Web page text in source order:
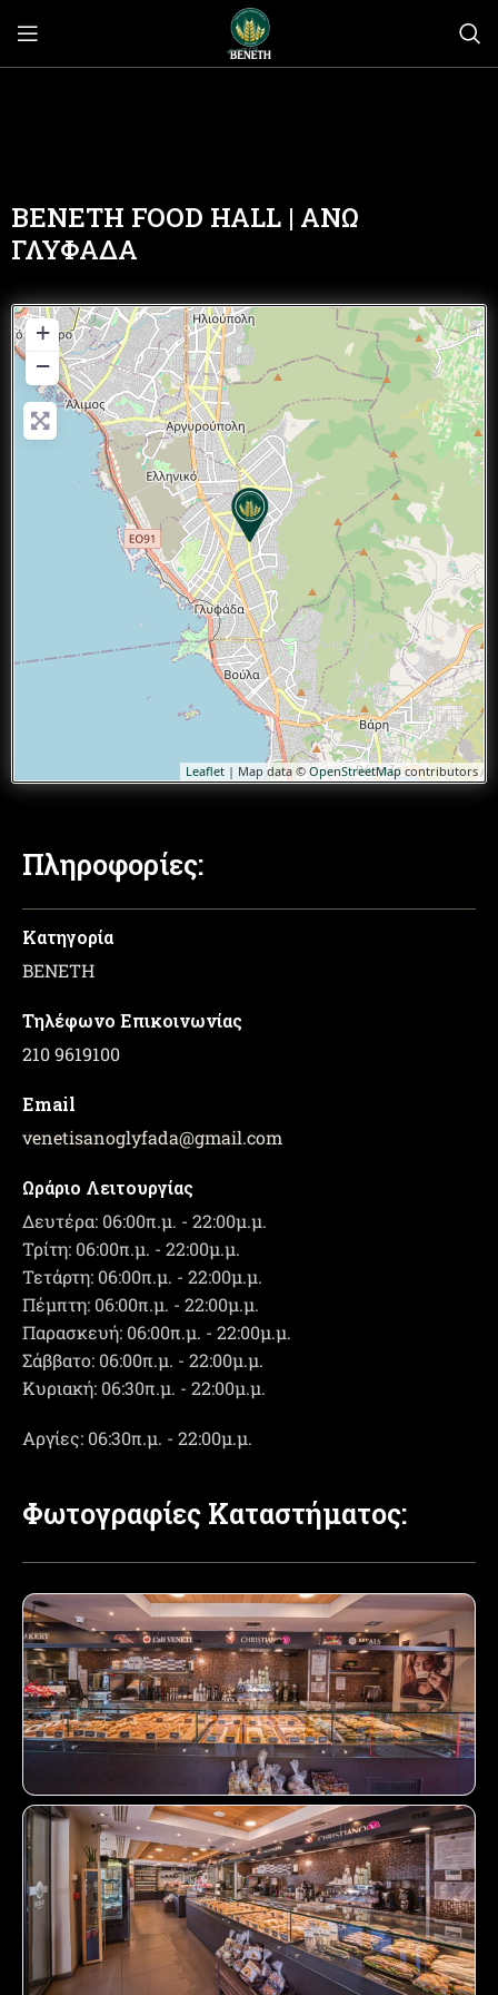
BENETH FOOD HALL | ΑΝΩ
ΓΛΥΦΑΔΑ
+
−
Leaflet | Map data © OpenStreetMapcontributors
Πληροφορίες:
Κατηγορία
ΒΕΝΕΤΗ
Τηλέφωνο Επικοινωνίας
210 9619100
Email
venetisanoglyfada@gmail.com
Ωράριο Λειτουργίας
Δευτέρα: 06:00π.μ. - 22:00μ.μ.
Τρίτη: 06:00π.μ. - 22:00μ.μ.
Τετάρτη: 06:00π.μ. - 22:00μ.μ.
Πέμπτη: 06:00π.μ. - 22:00μ.μ.
Παρασκευή: 06:00π.μ. - 22:00μ.μ.
Σάββατο: 06:00π.μ. - 22:00μ.μ.
Κυριακή: 06:30π.μ. - 22:00μ.μ.
Αργίες: 06:30π.μ. - 22:00μ.μ.
Φωτογραφίες Καταστήματος: